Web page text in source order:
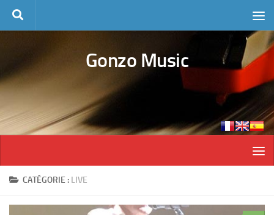
Skip to content
Gonzo Music
CATÉGORIE : LIVE